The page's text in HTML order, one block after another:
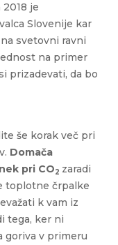
je
Slovenije kar
svetovni ravni
na primer
prizadevati, da bo
še korak več pri
Domača
pri CO2 zaradi
toplotne črpalke
k vam iz
tega, ker ni
goriva v primeru